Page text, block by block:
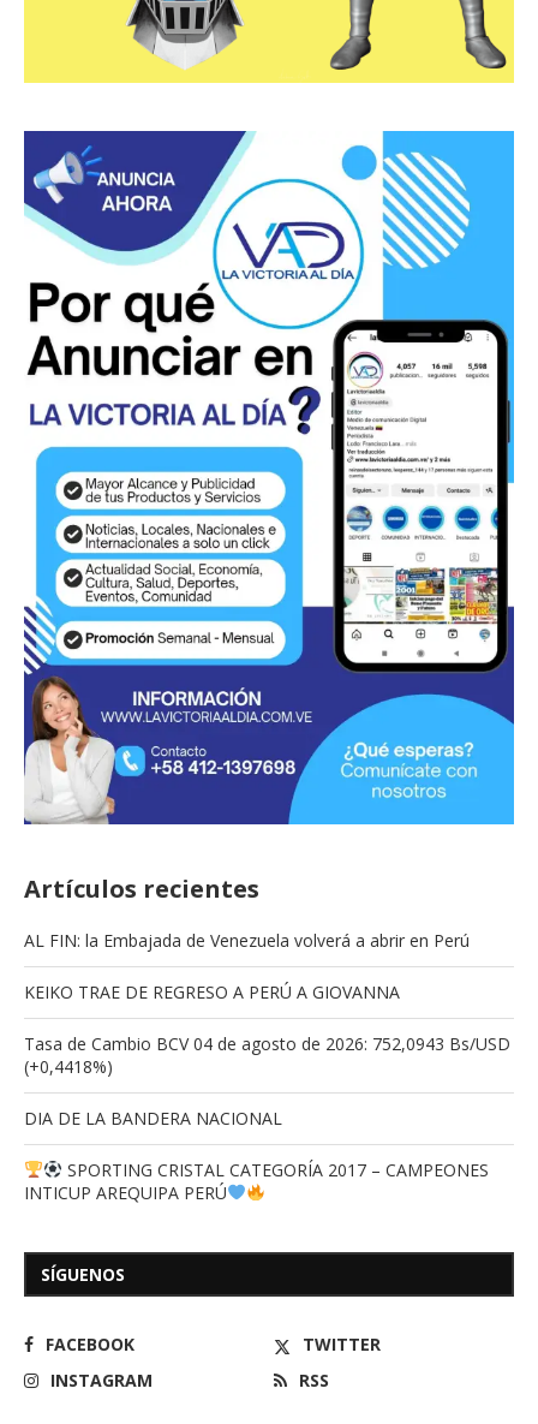
Artículos recientes
AL FIN: la Embajada de Venezuela volverá a abrir en Perú
KEIKO TRAE DE REGRESO A PERÚ A GIOVANNA
Tasa de Cambio BCV 04 de agosto de 2026: 752,0943 Bs/USD
(+0,4418%)
DIA DE LA BANDERA NACIONAL
SPORTING CRISTAL CATEGORÍA 2017 – CAMPEONES
INTICUP AREQUIPA PERÚ
SÍGUENOS
FACEBOOK
TWITTER
INSTAGRAM
RSS